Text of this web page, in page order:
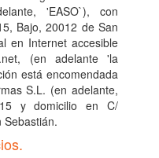
'EASO`), con
Bajo, 20012 de San
en Internet accesible
(en adelante 'la
está encomendada
S.L. (en adelante,
y domicilio en C/
Sebastián.